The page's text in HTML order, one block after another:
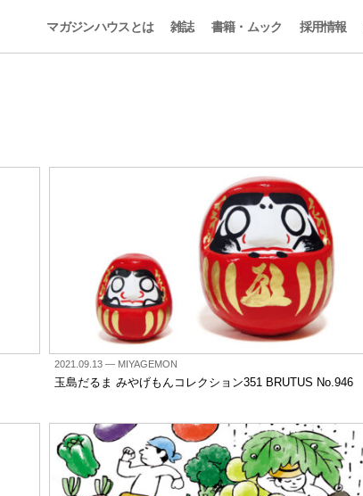
マガジンハウスとは 雑誌 書籍・ムック 採用情報
2021.09.13 — MIYAGEMON
玉島だるま みやげもんコレクション351 BRUTUS No.946